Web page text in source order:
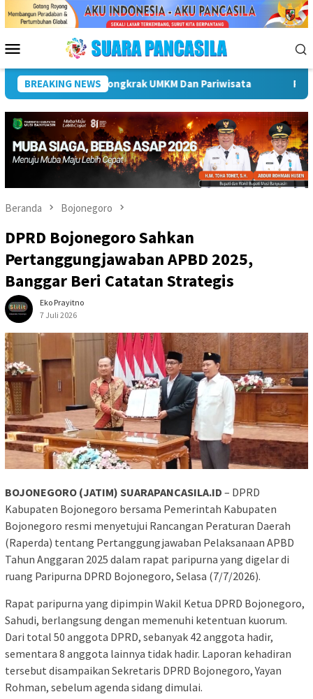
Menu
Mobile
BREAKING NEWS
Percepatan Penyaluran DAK Fisik Dan Dana Desa Di Rejang
Beranda Bojonegoro
DPRD Bojonegoro Sahkan
Pertanggungjawaban APBD 2025,
Banggar Beri Catatan Strategis
Eko Prayitno
7 Juli 2026
BOJONEGORO (JATIM) SUARAPANCASILA.ID – DPRD
Kabupaten Bojonegoro bersama Pemerintah Kabupaten
Bojonegoro resmi menyetujui Rancangan Peraturan Daerah
(Raperda) tentang Pertanggungjawaban Pelaksanaan APBD
Tahun Anggaran 2025 dalam rapat paripurna yang digelar di
ruang Paripurna DPRD Bojonegoro, Selasa (7/7/2026).
Rapat paripurna yang dipimpin Wakil Ketua DPRD Bojonegoro,
Sahudi, berlangsung dengan memenuhi ketentuan kuorum.
Dari total 50 anggota DPRD, sebanyak 42 anggota hadir,
sementara 8 anggota lainnya tidak hadir. Laporan kehadiran
tersebut disampaikan Sekretaris DPRD Bojonegoro, Yayan
Rohman, sebelum agenda sidang dimulai.